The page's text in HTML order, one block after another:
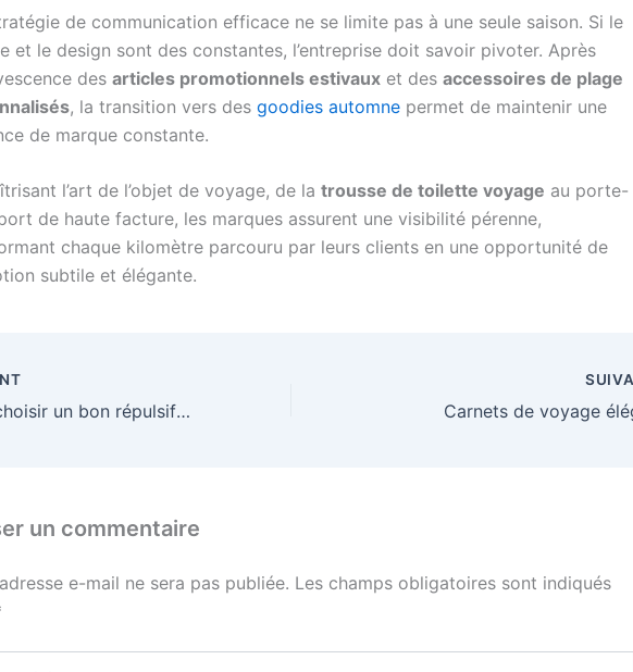
de communication efficace ne se limite pas à une seule saison. Si le
et le design sont des constantes, l’entreprise doit savoir pivoter. Après
des articles promotionnels estivaux et des accessoires de plage
, la transition vers des goodies automne permet de maintenir une
de marque constante.
l’art de l’objet de voyage, de la trousse de toilette voyage au porte-
de haute facture, les marques assurent une visibilité pérenne,
chaque kilomètre parcouru par leurs clients en une opportunité de
subtile et élégante.
Comment choisir un bon répulsif moustiques ? Carnets de voyage
un commentaire
e-mail ne sera pas publiée. Les champs obligatoires sont indiqués